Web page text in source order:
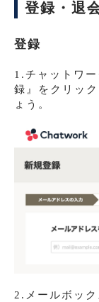
登録・退
登録
1.チャットワ
録』をクリッ
ょう。
2.メールボック